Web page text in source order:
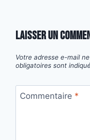
l’article
Laisser un
Votre adresse e-mail
obligatoires sont
Commentaire *